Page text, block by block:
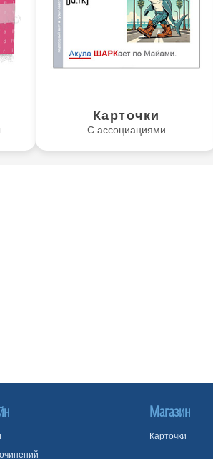
Карточки
С ассоциациями
Магазин
Карточки